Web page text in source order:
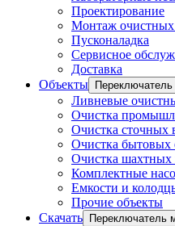
Проектирование
Монтаж
Пусконаладка
Сервисное
Доставка
Объекты
Ливневые
Очистка
Очистка сточных
Очистка бытовых
Очистка шахтных
Комплектные
Емкости и
Прочие объекты
Скачать
Переключатель